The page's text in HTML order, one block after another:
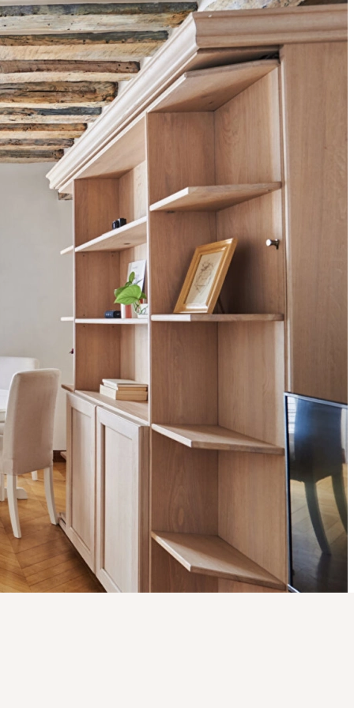
Need more
information?
Emile Garcin - Neuilly-sur-
Seine
9 rue du bois de Boulogne
92200 - Neuilly sur Seine
SEND A MESSAGE CALL US
sur ce site, sont réservés.
privées sont interdites.
juillet 1972.
de commerce, CPI 1301 2016 000 003
of my personal data.